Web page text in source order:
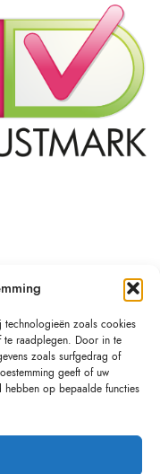
zoals cookies
raadplegen. Door in te
zoals surfgedrag of
geeft of uw
hebben op bepaalde functies